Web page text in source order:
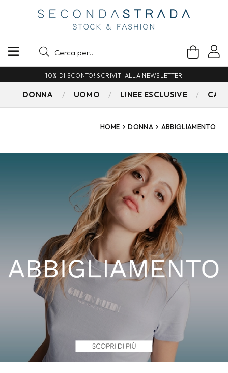
10% DI SCONTO!ISCRIVITI ALLA NEWSLETTER
DONNA UOMO LINEE ESCLUSIVE
HOME DONNA ABBIGLIAMENTO